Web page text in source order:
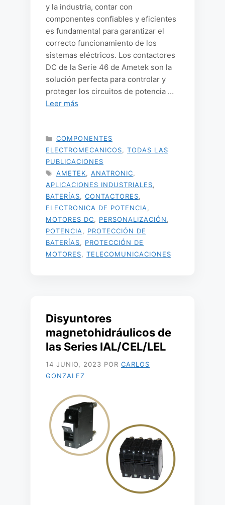
y la industria, contar con
componentes confiables y eficientes
es fundamental para garantizar el
correcto funcionamiento de los
sistemas eléctricos. Los contactores
DC de la Serie 46 de Ametek son la
solución perfecta para controlar y
proteger los circuitos de potencia …
Leer más
CATEGORÍAS
COMPONENTES
ELECTROMECANICOS
TODAS LAS
PUBLICACIONES
ETIQUETAS
AMETEK ANATRONIC
APLICACIONES INDUSTRIALES
BATERÍAS
CONTACTORES
ELECTRONICA DE POTENCIA
MOTORES DC
PERSONALIZACIÓN
POTENCIA
PROTECCIÓN DE
BATERÍAS
PROTECCIÓN DE
MOTORES
TELECOMUNICACIONES
Disyuntores
magnetohidráulicos de
las Series IAL/CEL/LEL
14 JUNIO, 2023 POR CARLOS
GONZALEZ